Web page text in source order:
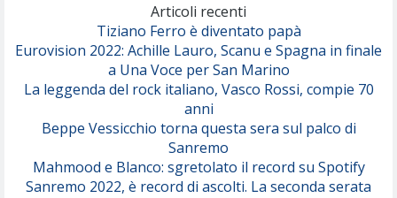
Serenamente
Articoli recenti
Tiziano Ferro è diventato papà
Eurovision 2022: Achille Lauro, Scanu e Spagna in finale
a Una Voce per San Marino
La leggenda del rock italiano, Vasco Rossi, compie 70
anni
Beppe Vessicchio torna questa sera sul palco di
Sanremo
Mahmood e Blanco: sgretolato il record su Spotify
Sanremo 2022, è record di ascolti. La seconda serata